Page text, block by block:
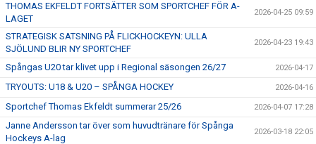
THOMAS EKFELDT FORTSÄTTER SOM SPORTCHEF FÖR A-
LAGET
2026-04-25 09:59
STRATEGISK SATSNING PÅ FLICKHOCKEYN: ULLA
SJÖLUND BLIR NY SPORTCHEF
2026-04-23 19:43
Spångas U20 tar klivet upp i Regional säsongen 26/27 2026-04-17
TRYOUTS: U18 & U20 – SPÅNGA HOCKEY 2026-04-16
Sportchef Thomas Ekfeldt summerar 25/26 2026-04-07 17:28
Janne Andersson tar över som huvudtränare för Spånga
Hockeys A-lag
2026-03-18 22:05